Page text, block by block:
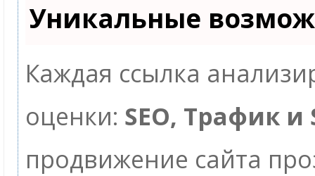
Уникальные
Каждая ссылка
оценки: SEO, Трафик и
продвижение сайта